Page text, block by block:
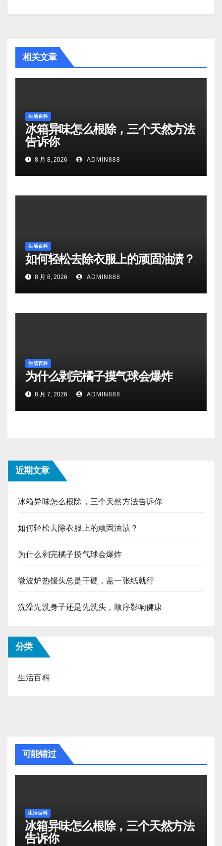
相关文章
生活百科
冰箱异味怎么根除，三个天然方法
告诉你
8 月 8, 2026 ADMIN888
生活百科
如何轻松去除衣服上的顽固油渍？
8 月 8, 2026 ADMIN888
生活百科
为什么剥完橘子摸气球会爆炸
8 月 7, 2026 ADMIN888
近期文章
冰箱异味怎么根除，三个天然方法告诉你
如何轻松去除衣服上的顽固油渍？
为什么剥完橘子摸气球会爆炸
微波炉热馒头总是干硬，盖一张纸就行
洗澡先洗身子还是先洗头，顺序影响健康
分类
生活百科
可能错过
生活百科
冰箱异味怎么根除，三个天然方法
告诉你